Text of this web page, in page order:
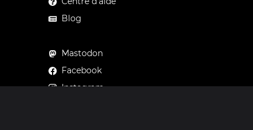
Blog
Mastodon
Facebook
Instagram